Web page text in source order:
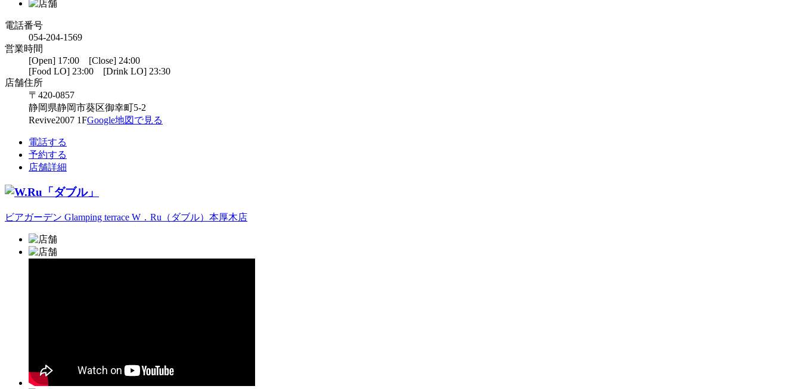
電話番号
054-204-1569
営業時間
[Open] 17:00 [Close] 24:00
[Food LO] 23:00 [Drink LO] 23:30
店舗住所
〒420-0857
静岡県静岡市葵区御幸町5-2
Revive2007 1FGoogle地図で見る
電話する
予約する
店舗詳細
ビアガーデン Glamping terrace W．Ru（ダブル）本厚木店